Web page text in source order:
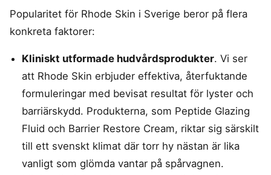
Popularitet för Rhode Skin i Sverige beror på flera
konkreta faktorer:
Kliniskt utformade hudvårdsprodukter. Vi ser
att Rhode Skin erbjuder effektiva, återfuktande
formuleringar med bevisat resultat för lyster och
barriärskydd. Produkterna, som Peptide Glazing
Fluid och Barrier Restore Cream, riktar sig särskilt
till ett svenskt klimat där torr hy nästan är lika
vanligt som glömda vantar på spårvagnen.